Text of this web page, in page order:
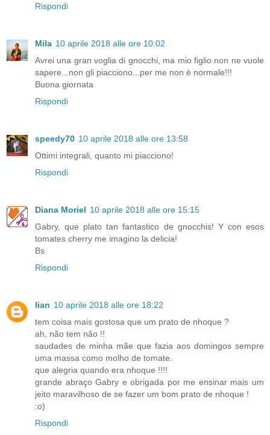
Rispondi
Mila 10 aprile 2018 alle ore 10:02
Avrei una gran voglia di gnocchi, ma mio figlio non ne vuole
sapere...non gli piacciono...per me non è normale!!!
Buona giornata
Rispondi
speedy70 10 aprile 2018 alle ore 13:58
Ottimi integrali, quanto mi piacciono!
Rispondi
Diana Moriel 10 aprile 2018 alle ore 15:15
Gabry, que plato tan fantastico de gnocchis! Y con esos
tomates cherry me imagino la delicia!
Bs
Rispondi
lian 10 aprile 2018 alle ore 18:22
tem coisa mais gostosa que um prato de nhoque ?
ah, não tem não !!
saudades de minha mãe que fazia aos domingos sempre
uma massa como molho de tomate.
que alegria quando era nhoque !!!!
grande abraço Gabry e obrigada por me ensinar mais um
jeito maravilhoso de se fazer um bom prato de nhoque !
:o)
Rispondi